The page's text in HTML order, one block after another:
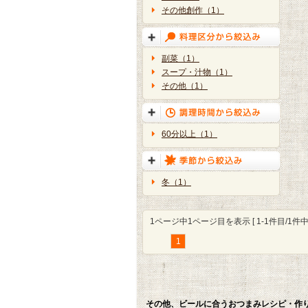
その他創作（1）
副菜（1）
スープ・汁物（1）
その他（1）
60分以上（1）
冬（1）
1ページ中1ページ目を表示 [ 1-1件目/1件
1
その他、ビールに合うおつまみレシピ・作